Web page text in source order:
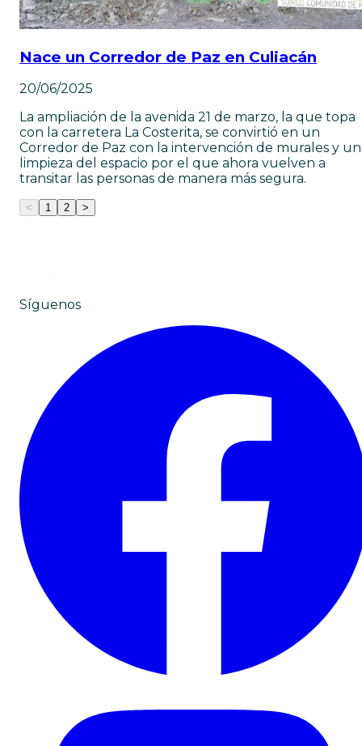
Nace un Corredor de Paz en Culiacán
20/06/2025
La ampliación de la avenida 21 de marzo, la que topa
con la carretera La Costerita, se convirtió en un
Corredor de Paz con la intervención de murales y
limpieza del espacio por el que ahora vuelven a
transitar las personas de manera más segura.
< 1 2 >
Síguenos